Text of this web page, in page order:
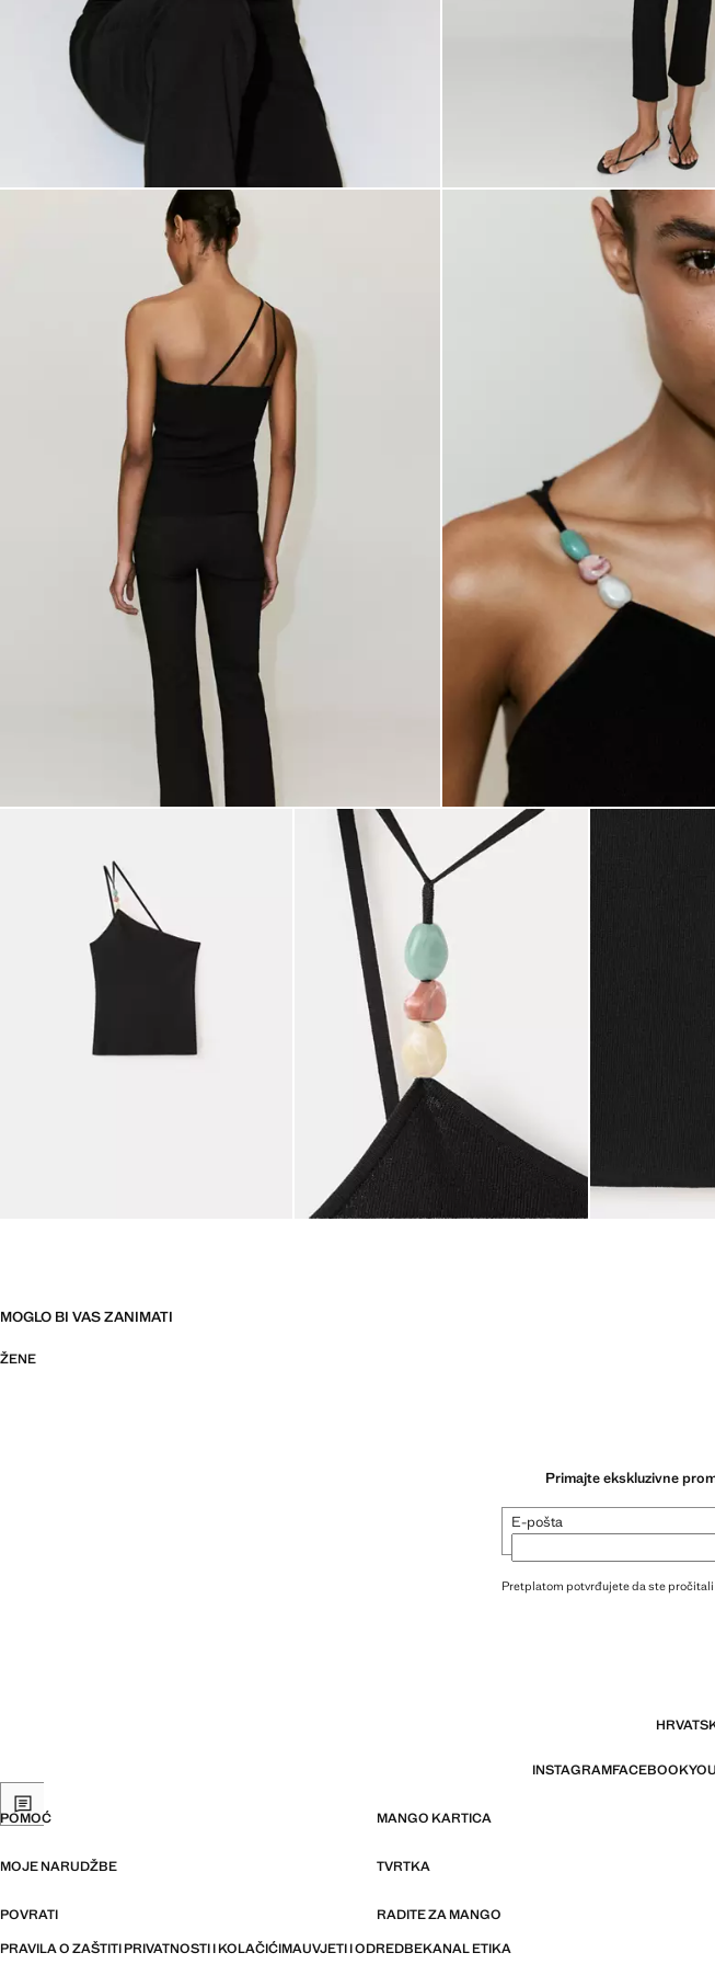
MOGLO BI VAS ZANIMATI
ŽENE
Primajte ekskluzivne
E-pošta
Pretplatom potvrđujete da ste pročitali
INSTAGRAMFACEBOOK
POMOĆ MANGO KARTICA
MOJE NARUDŽBE TVRTKA
POVRATI RADITE ZA MANGO
PRAVILA O ZAŠTITI PRIVATNOSTI I KOLAČIĆIMAUVJETI I ODREDBEKANAL ETIKA